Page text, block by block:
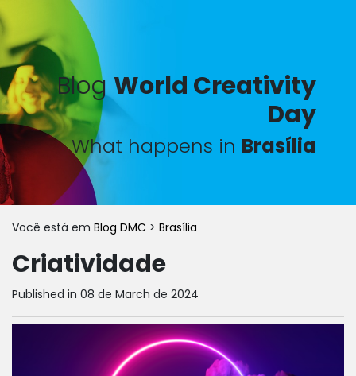
Blog World Creativity
Day
What happens in Brasília
Você está em Blog DMC > Brasília
Criatividade
Published in 08 de March de 2024